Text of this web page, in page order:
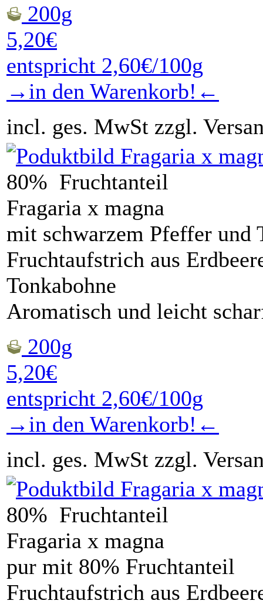
200g
5,20€
entspricht 2,60€/100g
→in den Warenkorb!←
incl. ges. MwSt zzgl.
80% Fruchtanteil
Fragaria x magna
mit schwarzem Pfeffer und
Fruchtaufstrich aus
Tonkabohne
Aromatisch und leicht
200g
5,20€
entspricht 2,60€/100g
→in den Warenkorb!←
incl. ges. MwSt zzgl.
80% Fruchtanteil
Fragaria x magna
pur mit 80% Fruchtanteil
Fruchtaufstrich aus